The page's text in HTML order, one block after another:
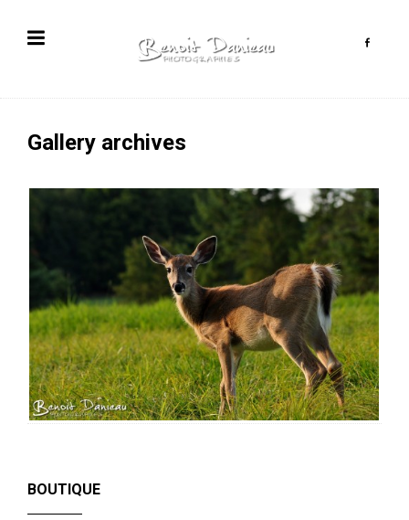
Gallery archives
BOUTIQUE